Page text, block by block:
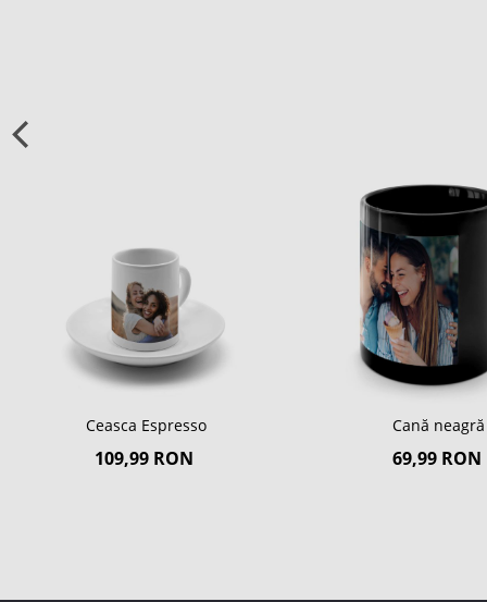
Ceasca Espresso
109,99 RON
Cană neagră
69,99 RON